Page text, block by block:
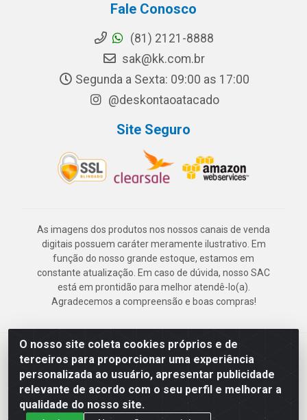
O nosso site coleta cookies próprios e de
terceiros para proporcionar uma experiência
personalizada ao usuário, apresentar publicidade
relevante de acordo com o seu perfil e melhorar a
qualidade do nosso site.
Fale Conosco
(81) 2121-8888
sak@kk.com.br
Segunda a Sexta: 09:00 as 17:00
@deskontaoatacado
Site Seguro
As imagens dos produtos nos nossos canais de venda
digitais possuem caráter meramente ilustrativo. Em
função do nosso grande estoque, estamos em
constante atualização. Em caso de dúvida, nosso SAC
está em prontidão para melhor atendê-lo(a).
Agradecemos a compreensão e boas compras!
Deskontão Atacado - Av. Marechal Mascarenhas de Morais, 2471 -
Imbiribeira - Recife/PE - CEP 51.150-001 - CNPJ 24.150.377/0003-
57